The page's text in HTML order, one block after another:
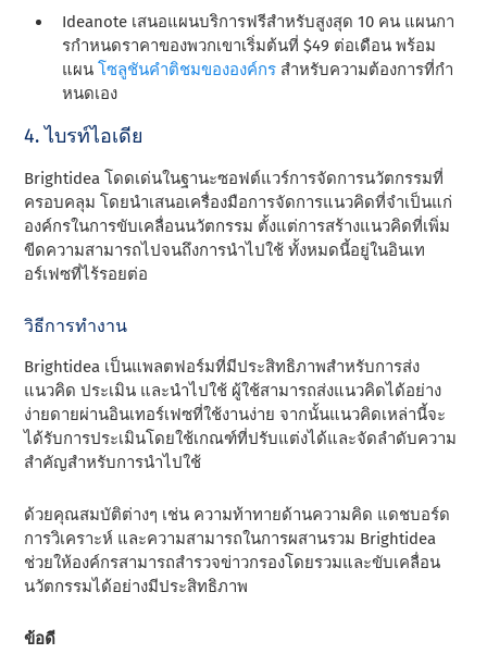
Ideanote เสนอแผนบริการฟรีสําหรับสูงสุด 10 คน แผนกา
รกําหนดราคาของพวกเขาเริ่มต้นที่ $49 ต่อเดือน พร้อม
แผนโซลูชันคําติชมขององค์กร สําหรับความต้องการที่กํา
หนดเอง
4. ไบรท์ไอเดีย
Brightidea โดดเด่นในฐานะซอฟต์แวร์การจัดการนวัตกรรมที่
ครอบคลุม โดยนําเสนอเครื่องมือการจัดการแนวคิดที่จําเป็นแก่
องค์กรในการขับเคลื่อนนวัตกรรม ตั้งแต่การสร้างแนวคิดที่เพิ่ม
ขีดความสามารถไปจนถึงการนําไปใช้ ทั้งหมดนี้อยู่ในอินเท
อร์เฟซที่ไร้รอยต่อ
วิธีการทํางาน
Brightidea เป็นแพลตฟอร์มที่มีประสิทธิภาพสําหรับการส่ง
แนวคิด ประเมิน และนําไปใช้ ผู้ใช้สามารถส่งแนวคิดได้อย่าง
ง่ายดายผ่านอินเทอร์เฟซที่ใช้งานง่าย จากนั้นแนวคิดเหล่านี้จะ
ได้รับการประเมินโดยใช้เกณฑ์ที่ปรับแต่งได้และจัดลําดับความ
สําคัญสําหรับการนําไปใช้
ด้วยคุณสมบัติต่างๆ เช่น ความท้าทายด้านความคิด แดชบอร์ด
การวิเคราะห์ และความสามารถในการผสานรวม Brightidea
ช่วยให้องค์กรสามารถสํารวจข่าวกรองโดยรวมและขับเคลื่อน
นวัตกรรมได้อย่างมีประสิทธิภาพ
ข้อดี